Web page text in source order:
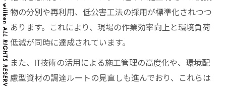
物の分別や再利用、低公害工法の採用が標準化されつつ
あります。これにより、現場の作業効率向上と環境負荷
低減が同時に達成されています。
また、IT技術の活用による施工管理の高度化や、環境配
慮型資材の調達ルートの見直しも進んでおり、これらは